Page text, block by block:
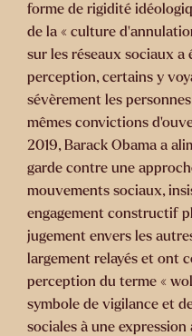
forme de rigidité
de la « culture
sur les réseaux sociaux
perception, certains y
sévèrement les
mêmes convictions
2019, Barack Obama a
garde contre une
mouvements sociaux,
engagement constructif
jugement envers les
largement relayés et ont
perception du terme «
symbole de vigilance et
sociales à une